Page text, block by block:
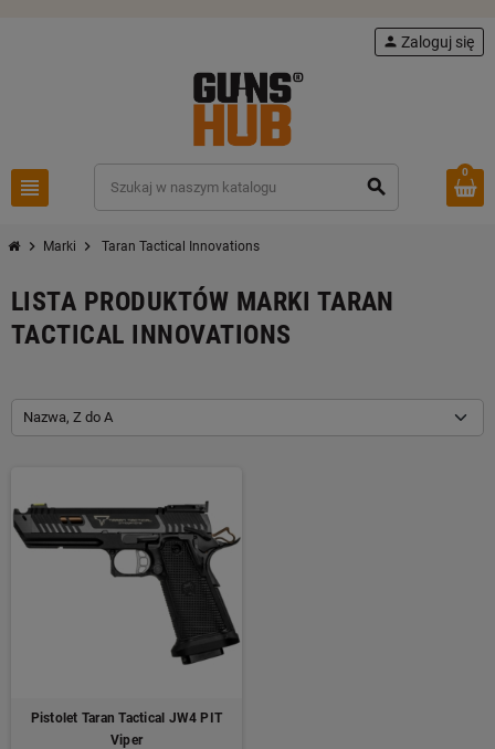
view_headline search
person Zaloguj się
0
chevron_right Marki chevron_right Taran Tactical Innovations
LISTA PRODUKTÓW MARKI TARAN
TACTICAL INNOVATIONS
Nazwa, Z do A
Pistolet Taran Tactical JW4 PIT
Viper